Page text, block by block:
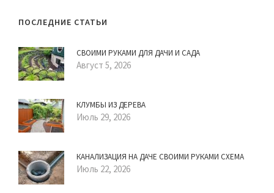
ПОСЛЕДНИЕ СТАТЬИ
СВОИМИ РУКАМИ ДЛЯ ДАЧИ И САДА
Август 5, 2026
КЛУМБЫ ИЗ ДЕРЕВА
Июль 29, 2026
КАНАЛИЗАЦИЯ НА ДАЧЕ СВОИМИ РУКАМИ СХЕМА
Июль 22, 2026